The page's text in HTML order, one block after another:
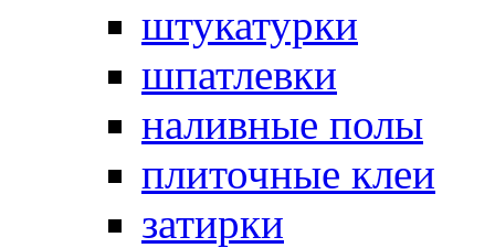
штукатурки
шпатлевки
наливные полы
плиточные клеи
затирки